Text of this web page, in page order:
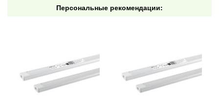
Персональные рекомендации: